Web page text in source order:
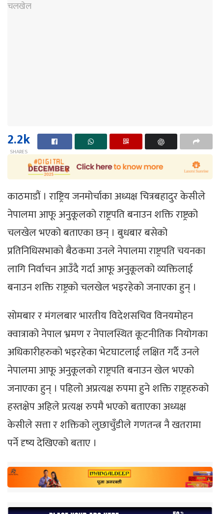
2.2k
SHARES
काठमाडौं । राष्ट्रिय जनमोर्चाका अध्यक्ष चित्रबहादुर केसीले
नेपालमा आफू अनुकूलको राष्ट्रपति बनाउन शक्ति राष्ट्रको
चलखेल भएको बताएका छन् । बुधबार बसेको
प्रतिनिधिसभाको बैठकमा उनले नेपालमा राष्ट्रपति चयनका
लागि निर्वाचन आउँदै गर्दा आफू अनुकूलको व्यक्तिलाई
बनाउन शक्ति राष्ट्रको चलखेल भइरहेको जनाएका हुन् ।
सोमबार र मंगलबार भारतीय विदेशसचिव विनयमोहन
क्वात्राको नेपाल भ्रमण र नेपालस्थित कूटनीतिक नियोगका
अधिकारीहरुको भइरहेका भेटघाटलाई लक्षित गर्दै उनले
नेपालमा आफू अनुकूलको राष्ट्रपति बनाउन खेल भएको
जनाएका हुन् । पहिलो अप्रत्यक्ष रुपमा हुने शक्ति राष्ट्रहरुको
हस्तक्षेप अहिले प्रत्यक्ष रुपमै भएको बताएका अध्यक्ष
केसीले सत्ता र शक्तिको लुछाचुँडीले गणतन्त्र नै खतरामा
पर्ने दृष्य देखिएको बताए ।